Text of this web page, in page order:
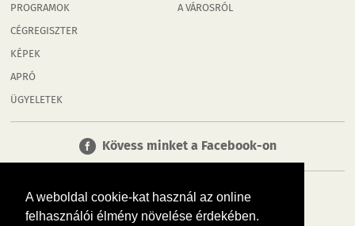
A weboldal cookie-kat használ az online
felhasználói élmény növelése érdekében.
PROGRAMOK
CÉGREGISZTER
KÉPEK
APRÓ
ÜGYELETEK
A VÁROSRÓL
Kövess minket a Facebook-on